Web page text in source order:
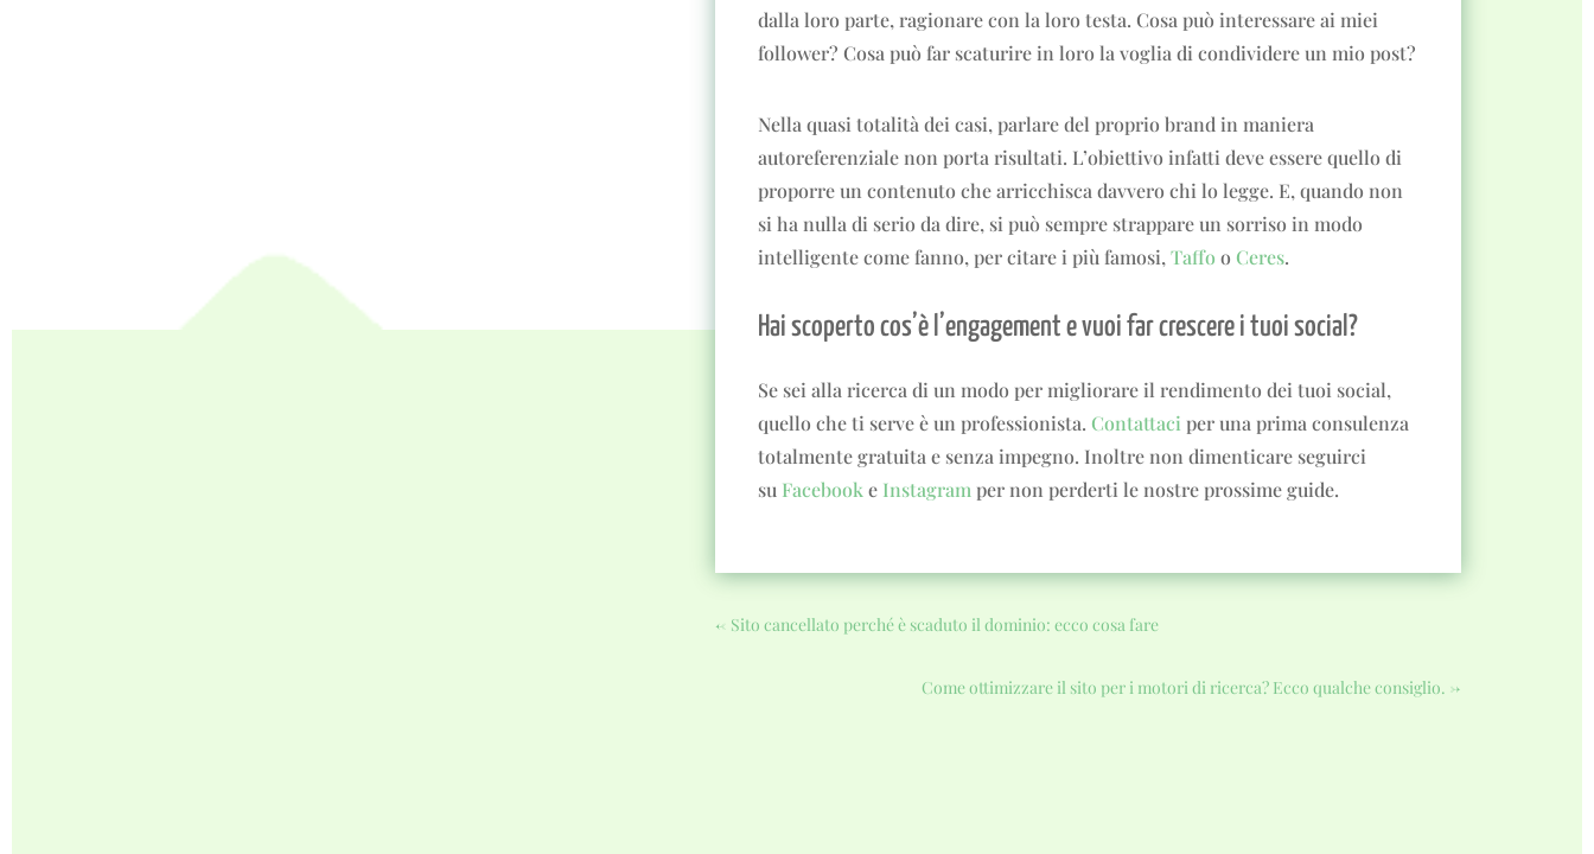
dalla loro parte, ragionare con la loro testa. Cosa può interessare ai miei
follower? Cosa può far scaturire in loro la voglia di condividere un mio post?
Nella quasi totalità dei casi, parlare del proprio brand in maniera
autoreferenziale non porta risultati. L’obiettivo infatti deve essere quello di
proporre un contenuto che arricchisca davvero chi lo legge. E, quando non
si ha nulla di serio da dire, si può sempre strappare un sorriso in modo
intelligente come fanno, per citare i più famosi, Taffo o Ceres.
Hai scoperto cos’è l’engagement e vuoi far crescere i tuoi social?
Se sei alla ricerca di un modo per migliorare il rendimento dei tuoi social,
quello che ti serve è un professionista. Contattaci per una prima consulenza
totalmente gratuita e senza impegno. Inoltre non dimenticare seguirci
su Facebook e Instagram per non perderti le nostre prossime guide.
← Sito cancellato perché è scaduto il dominio: ecco cosa fare
Come ottimizzare il sito per i motori di ricerca? Ecco qualche consiglio. →